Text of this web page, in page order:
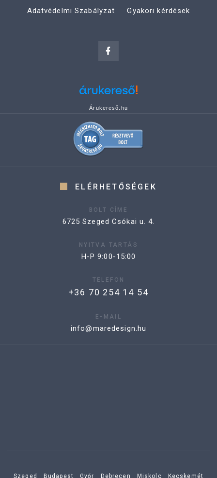
Adatvédelmi Szabályzat
Gyakori kérdések
Árukereső.hu
ELÉRHETŐSÉGEK
BOLT CÍME
6725 Szeged Csókai u. 4.
NYITVA TARTÁS
H-P 9:00-15:00
TELEFON
+36 70 254 14 54
E-MAIL
info@maredesign.hu
Szeged Budapest Győr Debrecen Miskolc Kecskemét